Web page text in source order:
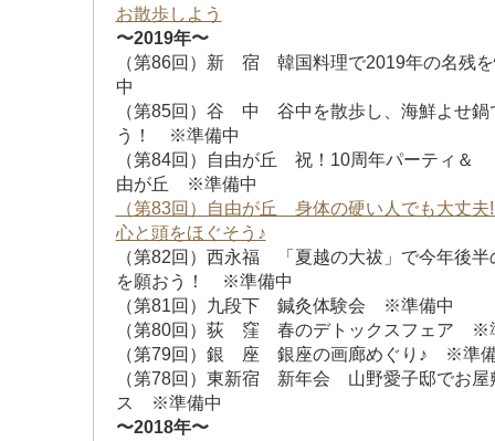
お散歩しよう
〜2019年〜
（第86回）新 宿 韓国料理で2019年の名残
中
（第85回）谷 中 谷中を散歩し、海鮮よせ鍋
う！ ※準備中
（第84回）自由が丘 祝！10周年パーティ＆
由が丘 ※準備中
（第83回）自由が丘 身体の硬い人でも大丈夫
心と頭をほぐそう♪
（第82回）西永福 「夏越の大祓」で今年後半
を願おう！ ※準備中
（第81回）九段下 鍼灸体験会 ※準備中
（第80回）荻 窪 春のデトックスフェア ※
（第79回）銀 座 銀座の画廊めぐり♪ ※準
（第78回）東新宿 新年会 山野愛子邸でお屋
ス ※準備中
〜2018年〜